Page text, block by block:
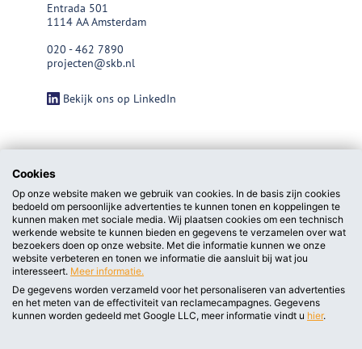
Entrada 501
1114 AA Amsterdam
020 - 462 7890
projecten@skb.nl
Bekijk ons op LinkedIn
privacy statement/cookieverklaring
Cookies
Op onze website maken we gebruik van cookies. In de basis zijn cookies
bedoeld om persoonlijke advertenties te kunnen tonen en koppelingen te
kunnen maken met sociale media. Wij plaatsen cookies om een technisch
werkende website te kunnen bieden en gegevens te verzamelen over wat
bezoekers doen op onze website. Met die informatie kunnen we onze
website verbeteren en tonen we informatie die aansluit bij wat jou
interesseert. Meer informatie.
De gegevens worden verzameld voor het personaliseren van advertenties
en het meten van de effectiviteit van reclamecampagnes. Gegevens
kunnen worden gedeeld met Google LLC, meer informatie vindt u hier.